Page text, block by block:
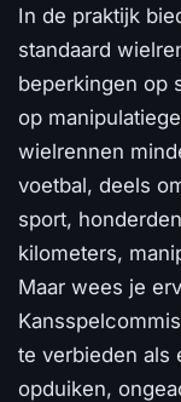
In de praktijk
standaard
beperkingen op
op
wielrennen
voetbal, deels
sport,
kilometers,
Maar wees je
te verbieden als
opduiken,